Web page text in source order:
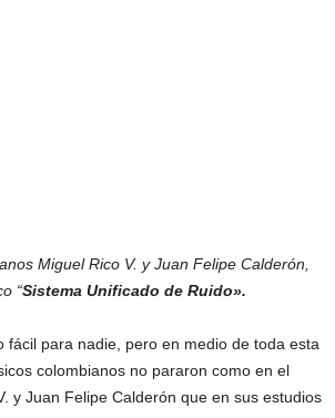
Miguel Rico V. y Juan Felipe Calderón,
“Sistema Unificado de Ruido».
fácil para nadie, pero en medio de toda esta
colombianos no pararon como en el
y Juan Felipe Calderón que en sus estudios